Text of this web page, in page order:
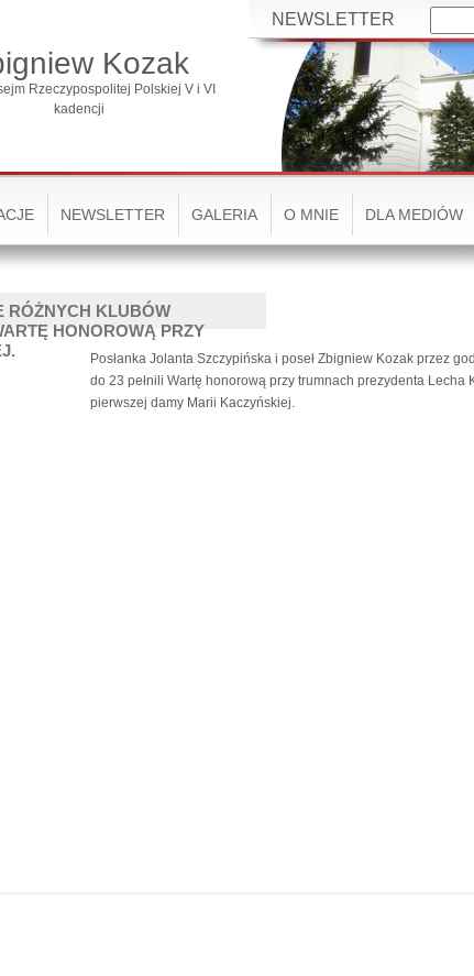
Kozak
Rzeczypospolitej Polskiej V i VI
kadencji
NEWSLETTER
NEWSLETTER GALERIA O MNIE DLA MEDIÓW
RÓŻNYCH KLUBÓW
HONOROWĄ PRZY
Posłanka Jolanta Szczypińska i poseł Zbigniew Kozak przez
do 23 pełnili Wartę honorową przy trumnach prezydenta Lecha
pierwszej damy Marii Kaczyńskiej.